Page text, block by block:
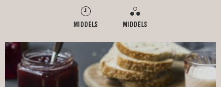
MIDDELS MIDDELS